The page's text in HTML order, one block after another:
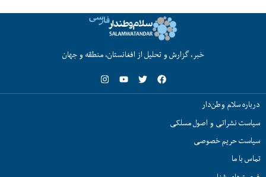
خبر، گزارش و تحلیل از افغانستان، منطقه و جهان
درباره سلام وطن‌دار
سیاست نشراتی و اصول مسلکی
سیاست حریم خصوصی
تماس با ما